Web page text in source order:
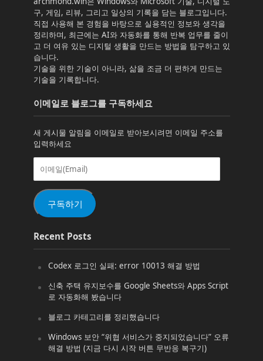
구, 게임, 리뷰, 그리고 일상의 기록을 담는 블로그입니다.
직접 사용해 본 경험을 바탕으로 실용적인 정보와 생각을
정리하며, 최근에는 AI와 자동화를 통해 반복 업무를 줄이
고 더 여유 있는 디지털 생활을 만드는 방법을 탐구하고 있
습니다.
기술을 위한 기술이 아니라, 삶을 조금 더 편하게 만드는
기술을 기록합니다.
이메일로 블로그를 구독하세요
새 게시물 알림을 이메일로 받아보시려면 이메일 주소를
입력하세요
(Email)
구독하기
Recent Posts
Codex 로그인 실패: error 10013 해결 방법
신축 주택 유지보수를 Google Sheets와 Apps Script
로 자동화해 봤습니다
블로그 카테고리를 정리했습니다
Windows 보안 “위협 서비스가 중지되었습니다” 오류
해결 방법 (지금 다시 시작 버튼 무반응 복구기)